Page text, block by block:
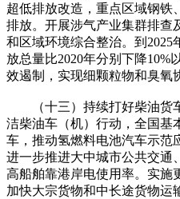
超低排放改造，重点区域钢铁
排放。开展涉气产业集群排查
和区域环境综合整治。到
放总量比2020年分别下降10%
效遏制，实现细颗粒物和臭氧
（十三）持续打好柴油货
洁柴油车（机）行动，全国基
车，推动氢燃料电池汽车示范
进一步推进大中城市公共交通
高船舶靠港岸电使用率。实施
加快大宗货物和中长途货物运